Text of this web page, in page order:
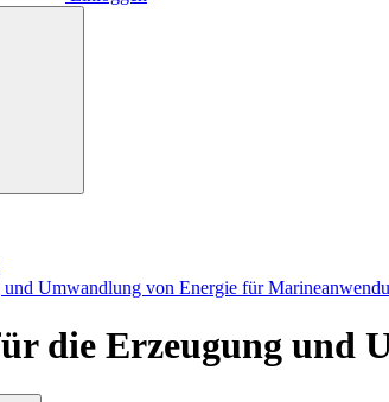
Umwandlung von Energie für
die Erzeugung und